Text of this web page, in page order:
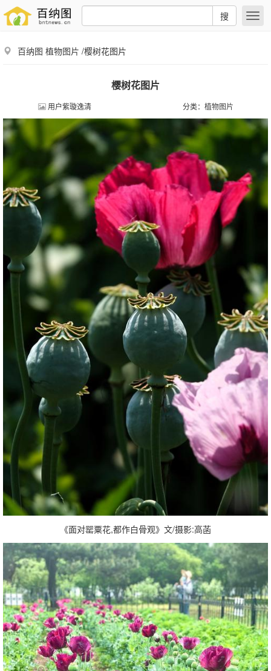
搜
百纳图 植物图片 /樱树花图片
樱树花图片
用户紫璇逸清 分类： 植物图片
《面对罂粟花,都作白骨观》文/摄影:高菡